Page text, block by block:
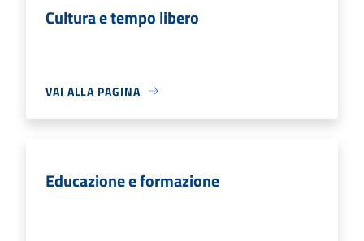
Cultura e tempo libero
VAI ALLA PAGINA
Educazione e formazione